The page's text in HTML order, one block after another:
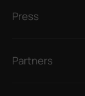
Press
Partners